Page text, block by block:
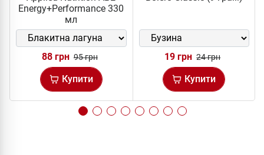
Energy+Performance 330
мл
88 грн 95 грн
Купити
19 грн 24 грн
Купити